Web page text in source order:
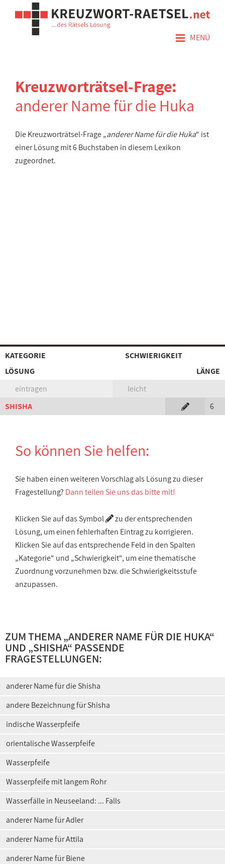
≡ MENÜ
Kreuzworträtsel-Frage:
anderer Name für die Huka
Die Kreuzworträtsel-Frage „anderer Name für die Huka“ ist
einer Lösung mit 6 Buchstaben in diesem Lexikon
zugeordnet.
KATEGORIE
SCHWIERIGKEIT
LÖSUNG
LÄNGE
eintragen
leicht
SHISHA
6
So können Sie helfen:
Sie haben einen weiteren Vorschlag als Lösung zu dieser
Fragestellung? Dann teilen Sie uns das bitte mit!
Klicken Sie auf das Symbol
zu der entsprechenden
Lösung, um einen fehlerhaften Eintrag zu korrigieren.
Klicken Sie auf das entsprechende Feld in den Spalten
„Kategorie“ und „Schwierigkeit“, um eine thematische
Zuordnung vorzunehmen bzw. die Schwierigkeitsstufe
anzupassen.
ZUM THEMA „ANDERER NAME FÜR DIE HUKA“
UND „SHISHA“ PASSENDE
FRAGESTELLUNGEN:
anderer Name für die Shisha
andere Bezeichnung für Shisha
indische Wasserpfeife
orientalische Wasserpfeife
Wasserpfeife
Wasserpfeife mit langem Rohr
Wasserfälle in Neuseeland: ... Falls
anderer Name für Adler
anderer Name für Attila
anderer Name für Biene